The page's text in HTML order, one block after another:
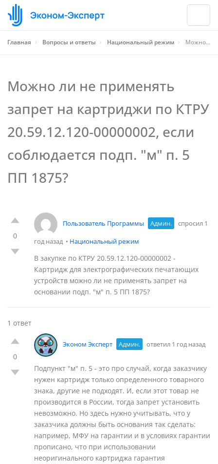
Главная › Вопросы и ответы › Национальный режим › Можно ли не применять запрет на картриджи по КТРУ 20.59.12.120-00000002, если соблюдается подп. "м" п. 5 ПП 1875?
Можно ли не применять
запрет на картриджи по КТРУ
20.59.12.120-00000002, если
соблюдается подп. "м" п. 5
ПП 1875?
0
Пользователь Программы Админ. спросил 1
год назад • Национальный режим
В закупке по КТРУ 20.59.12.120-00000002 -
Картридж для электрографических печатающих
устройств можно ли не применять запрет на
основании подп. "м" п. 5 ПП 1875?
1 ответ
0
Эконом Эксперт Админ. ответил 1 год назад
Подпункт "м" п. 5 - это про случай, когда заказчику
нужен картридж только определенного товарного
знака, другие не подходят. И, если этот товар не
производится в России, тогда запрет установить
невозможно. Но здесь нужно учитывать, что у
заказчика должны быть основания так сделать:
например, МФУ на гарантии и в условиях гарантии
прописано, что при использовании
неоригинального картриджа гарантия